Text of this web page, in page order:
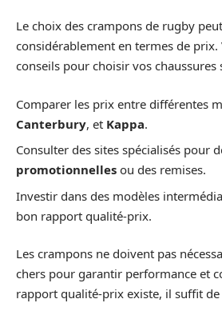
Le choix des crampons de rugby
considérablement en termes de prix.
conseils pour choisir vos chaussures
Comparer les prix entre différentes
Canterbury, et Kappa.
Consulter des sites spécialisés pour
promotionnelles ou des remises.
Investir dans des modèles
bon rapport qualité-prix.
Les crampons ne doivent pas
chers pour garantir performance et
rapport qualité-prix existe, il suffit de